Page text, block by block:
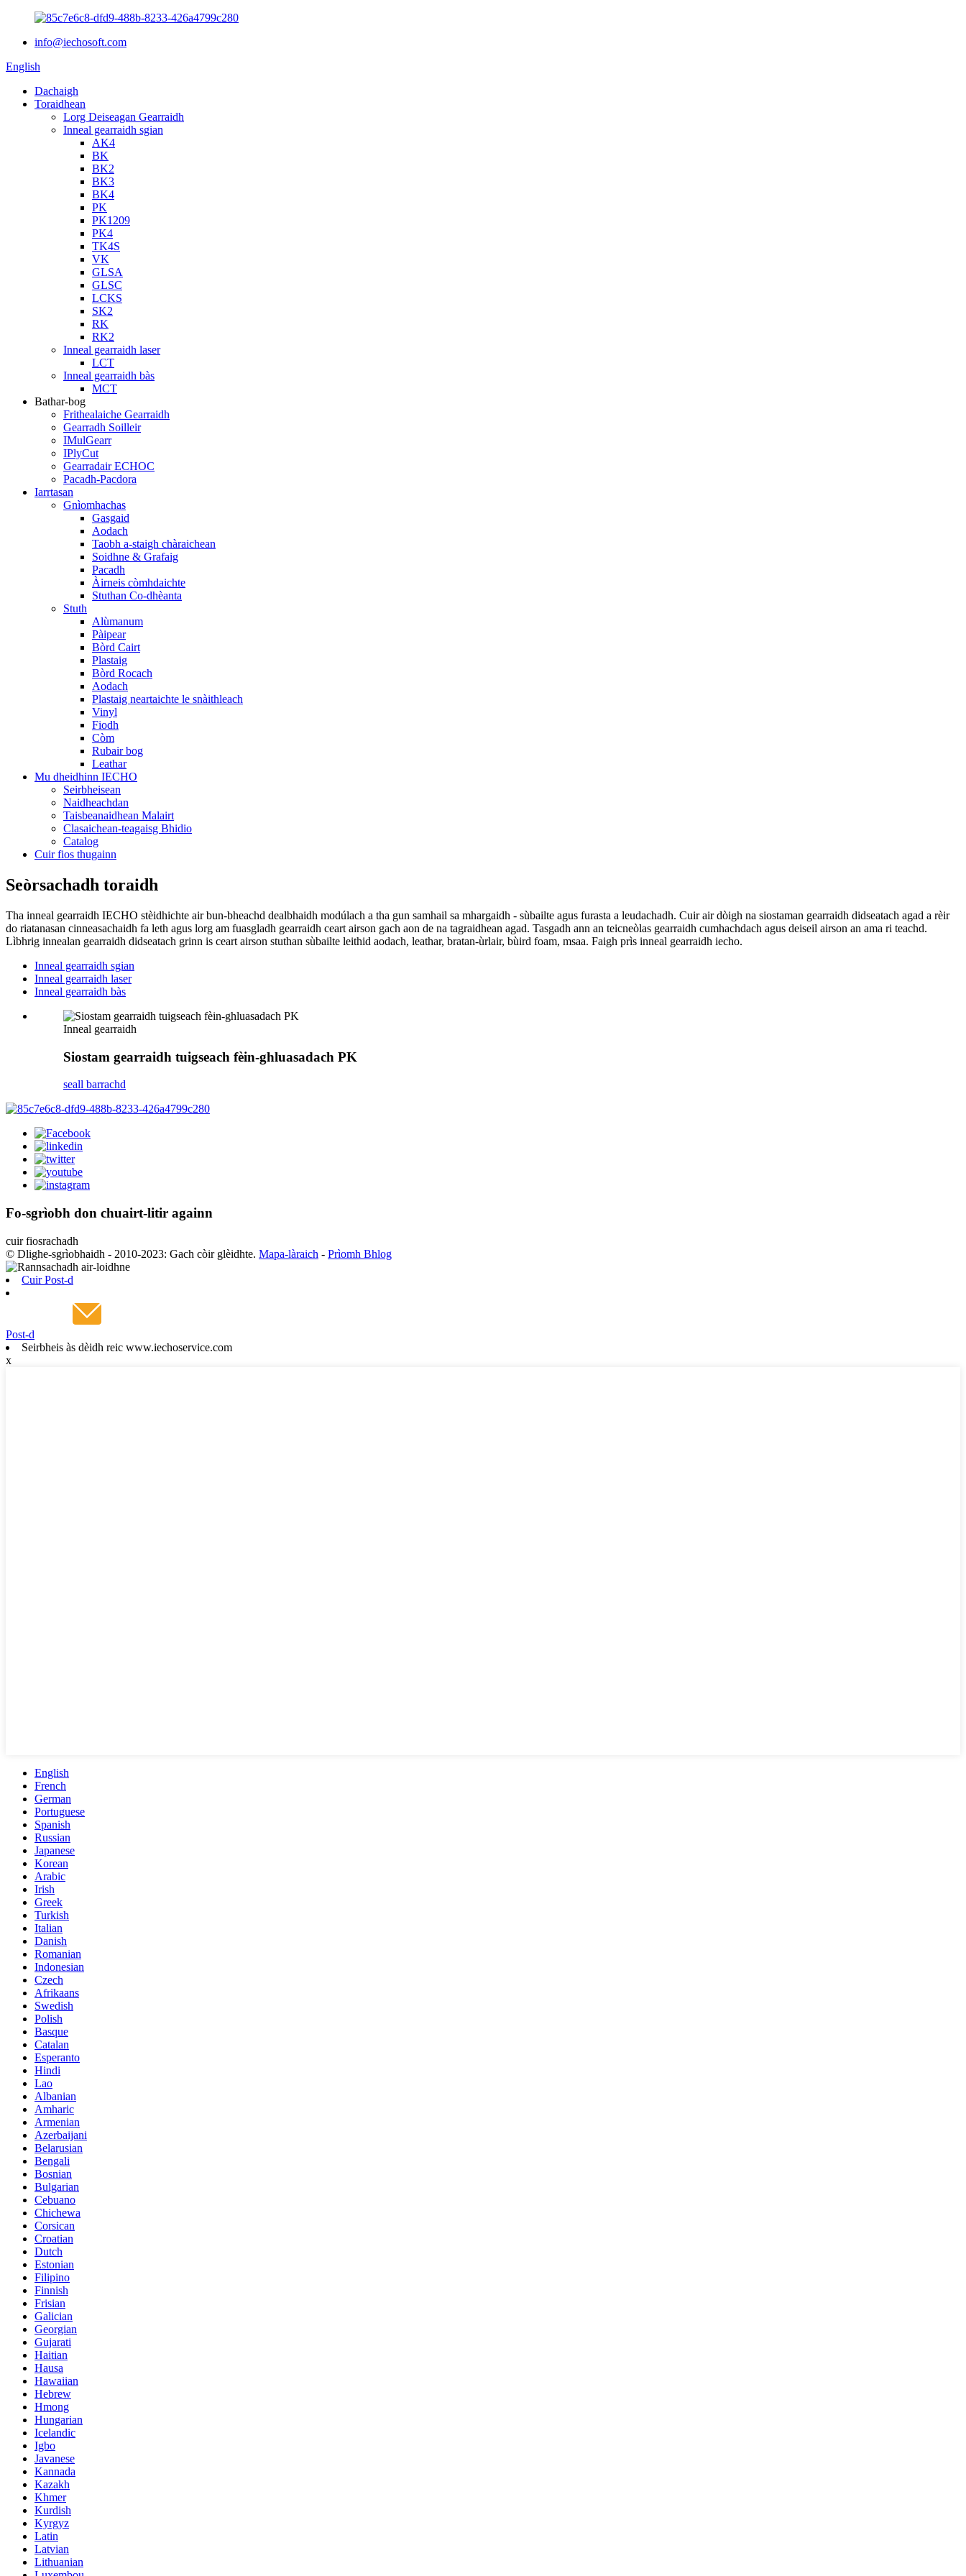
info@iechosoft.com
English
Dachaigh
Toraidhean
Lorg Deiseagan Gearraidh
Inneal gearraidh sgian
AK4
BK
BK2
BK3
BK4
PK
PK1209
PK4
TK4S
VK
GLSA
GLSC
LCKS
SK2
RK
RK2
Inneal gearraidh laser
LCT
Inneal gearraidh bàs
MCT
Bathar-bog
Frithealaiche Gearraidh
Gearradh Soilleir
IMulGearr
IPlyCut
Gearradair ECHOC
Pacadh-Pacdora
Iarrtasan
Gnìomhachas
Gasgaid
Aodach
Taobh a-staigh chàraichean
Soidhne & Grafaig
Pacadh
Àirneis còmhdaichte
Stuthan Co-dhèanta
Stuth
Alùmanum
Pàipear
Bòrd Cairt
Plastaig
Bòrd Rocach
Aodach
Plastaig neartaichte le snàithleach
Vinyl
Fiodh
Còm
Rubair bog
Leathar
Mu dheidhinn IECHO
Seirbheisean
Naidheachdan
Taisbeanaidhean Malairt
Clasaichean-teagaisg Bhidio
Catalog
Cuir fios thugainn
Seòrsachadh toraidh
Tha inneal gearraidh IECHO stèidhichte air bun-bheachd dealbhaidh modúlach a tha gun samhail sa mhargaidh - sùbailte agus furasta a leudachadh. Cuir air dòigh na siostaman gearraidh didseatach agad a rèir
do riatanasan cinneasachaidh fa leth agus lorg am fuasgladh gearraidh ceart airson gach aon de na tagraidhean agad. Tasgadh ann an teicneòlas gearraidh cumhachdach agus deiseil airson an ama ri teachd.
Lìbhrig innealan gearraidh didseatach grinn is ceart airson stuthan sùbailte leithid aodach, leathar, bratan-ùrlair, bùird foam, msaa. Faigh prìs inneal gearraidh iecho.
Inneal gearraidh sgian
Inneal gearraidh laser
Inneal gearraidh bàs
Inneal gearraidh
Siostam gearraidh tuigseach fèin-ghluasadach PK
seall barrachd
Fo-sgrìobh don chuairt-litir againn
cuir fiosrachadh
© Dlighe-sgrìobhaidh - 2010-2023: Gach còir glèidhte. Mapa-làraich - Prìomh Bhlog
Cuir Post-d
Post-d
Seirbheis às dèidh reic www.iechoservice.com
x
English
French
German
Portuguese
Spanish
Russian
Japanese
Korean
Arabic
Irish
Greek
Turkish
Italian
Danish
Romanian
Indonesian
Czech
Afrikaans
Swedish
Polish
Basque
Catalan
Esperanto
Hindi
Lao
Albanian
Amharic
Armenian
Azerbaijani
Belarusian
Bengali
Bosnian
Bulgarian
Cebuano
Chichewa
Corsican
Croatian
Dutch
Estonian
Filipino
Finnish
Frisian
Galician
Georgian
Gujarati
Haitian
Hausa
Hawaiian
Hebrew
Hmong
Hungarian
Icelandic
Igbo
Javanese
Kannada
Kazakh
Khmer
Kurdish
Kyrgyz
Latin
Latvian
Lithuanian